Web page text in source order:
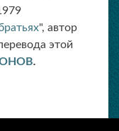
", автор
этой
.